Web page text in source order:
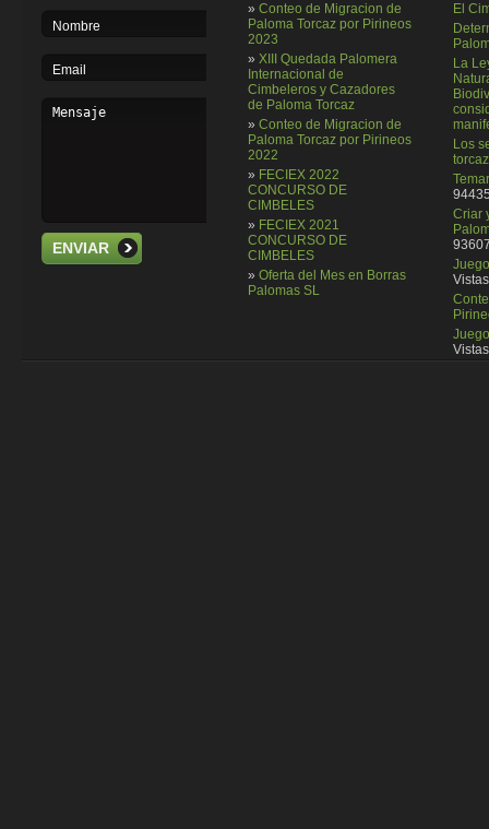
ENVIAR
» Conteo de Migracion de
Paloma Torcaz por Pirineos
2023
» XIII Quedada Palomera
Internacional de
Cimbeleros y Cazadores
de Paloma Torcaz
» Conteo de Migracion de
Paloma Torcaz por Pirineos
2022
» FECIEX 2022
CONCURSO DE
CIMBELES
» FECIEX 2021
CONCURSO DE
CIMBELES
» Oferta del Mes en Borras
Palomas SL
El
La
Los
torcaz
Criar
Vistas
Vistas